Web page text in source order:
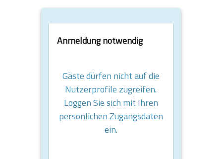
Anmeldung notwendig
Gäste dürfen nicht auf die
Nutzerprofile zugreifen.
Loggen Sie sich mit Ihren
persönlichen Zugangsdaten
ein.